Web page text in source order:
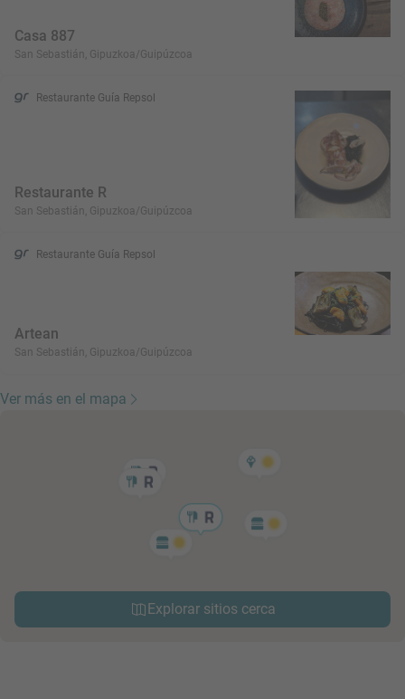
Casa 887
San Sebastián, Gipuzkoa/Guipúzcoa
Restaurante Guía Repsol
Restaurante R
San Sebastián, Gipuzkoa/Guipúzcoa
Restaurante Guía Repsol
Artean
San Sebastián, Gipuzkoa/Guipúzcoa
Ver más en el mapa
Explorar sitios cerca